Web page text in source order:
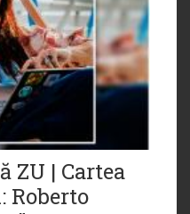
ZU | Cartea
Roberto